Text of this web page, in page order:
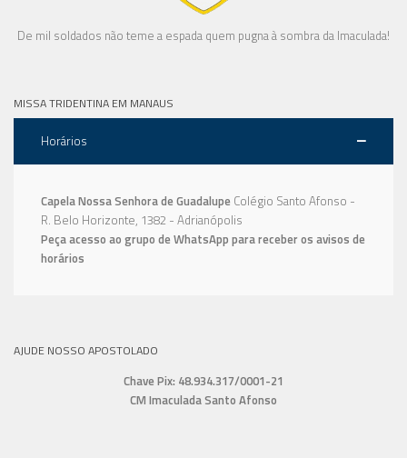
De mil soldados não teme a espada quem pugna à sombra da Imaculada!
MISSA TRIDENTINA EM MANAUS
Horários
Capela Nossa Senhora de Guadalupe Colégio Santo Afonso -
R. Belo Horizonte, 1382 - Adrianópolis
Peça acesso ao grupo de WhatsApp para receber os avisos de
horários
AJUDE NOSSO APOSTOLADO
Chave Pix: 48.934.317/0001-21
CM Imaculada Santo Afonso